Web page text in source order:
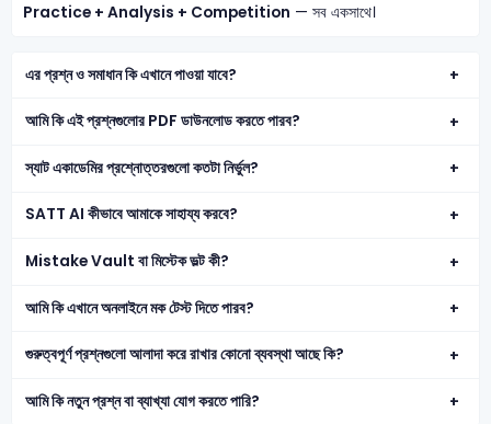
Practice + Analysis + Competition — সব একসাথে।
এর প্রশ্ন ও সমাধান কি এখানে পাওয়া যাবে?
আমি কি এই প্রশ্নগুলোর PDF ডাউনলোড করতে পারব?
স্যাট একাডেমির প্রশ্নোত্তরগুলো কতটা নির্ভুল?
SATT AI কীভাবে আমাকে সাহায্য করবে?
Mistake Vault বা মিস্টেক ভল্ট কী?
আমি কি এখানে অনলাইনে মক টেস্ট দিতে পারব?
গুরুত্বপূর্ণ প্রশ্নগুলো আলাদা করে রাখার কোনো ব্যবস্থা আছে কি?
আমি কি নতুন প্রশ্ন বা ব্যাখ্যা যোগ করতে পারি?